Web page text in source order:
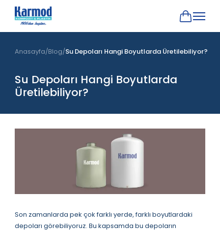
Anasayfa Blog Su Depoları Hangi Boyutlarda Üretilebiliyor?
Su Depoları Hangi Boyutlarda
Üretilebiliyor?
Son zamanlarda pek çok farklı yerde, farklı boyutlardaki
depoları görebiliyoruz. Bu kapsamda bu depoların